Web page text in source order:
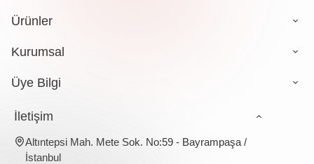
Ürünler
Kurumsal
Üye Bilgi
İletişim
Altıntepsi Mah. Mete Sok. No:59 - Bayrampaşa /
İstanbul